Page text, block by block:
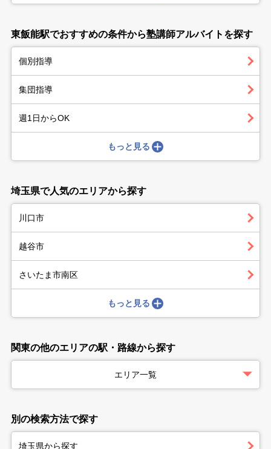
東飯能駅でおすすめの条件から塾講師アルバイトを探す
個別指導
集団指導
週1日からOK
もっと見る
埼玉県で人気のエリアから探す
川口市
越谷市
さいたま市南区
もっと見る
関東の他のエリアの駅・路線から探す
エリア一覧
別の検索方法で探す
埼玉県から探す